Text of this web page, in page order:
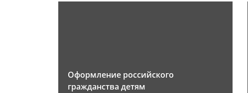
Оформление российского
гражданства детям